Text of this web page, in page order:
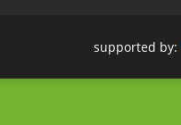
supported by: